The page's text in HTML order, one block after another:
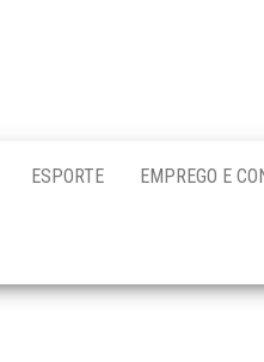
ESPORTE EMPREGO E